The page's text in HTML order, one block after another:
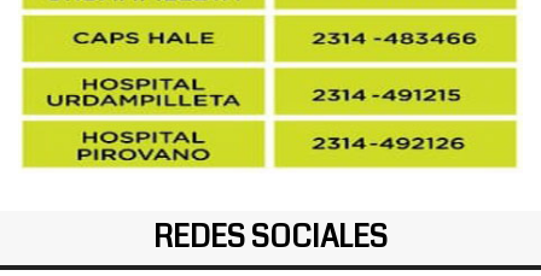
REDES SOCIALES